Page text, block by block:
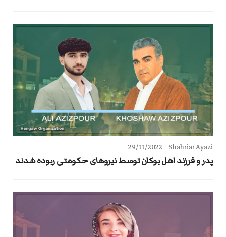
Shahriar Ayazi -
29/11/2022
پدر و فرزند اهل بوکان توسط نیروهای حکومتی ربوده شدند